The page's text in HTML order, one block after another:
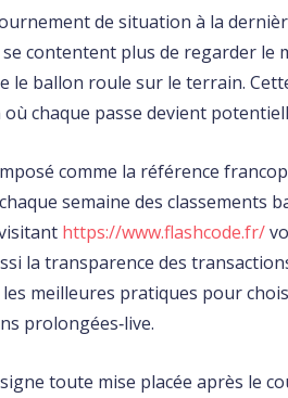
de situation à la
contentent plus de regarder le
le ballon roule sur le terrain.
où chaque passe devient
imposé comme la référence
semaine des classements
https://www.flashcode.fr/
la transparence des
meilleures pratiques pour
prolongées‑live.
toute mise placée après le